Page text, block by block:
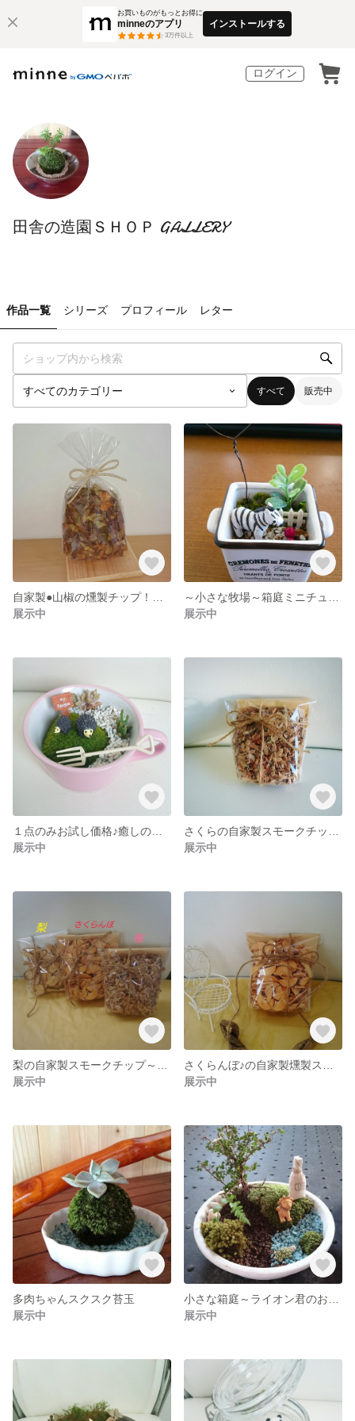
お買いものがもっとお得に
minneのアプリ
3万件以上
インストールする
ログイン
田舎の造園ＳＨＯＰ GALLERY
作品一覧 シリーズ プロフィール レター
すべて 販売中
展示中
展示中
展示中
展示中
展示中
展示中
多肉ちゃんスクスク苔玉
展示中
展示中